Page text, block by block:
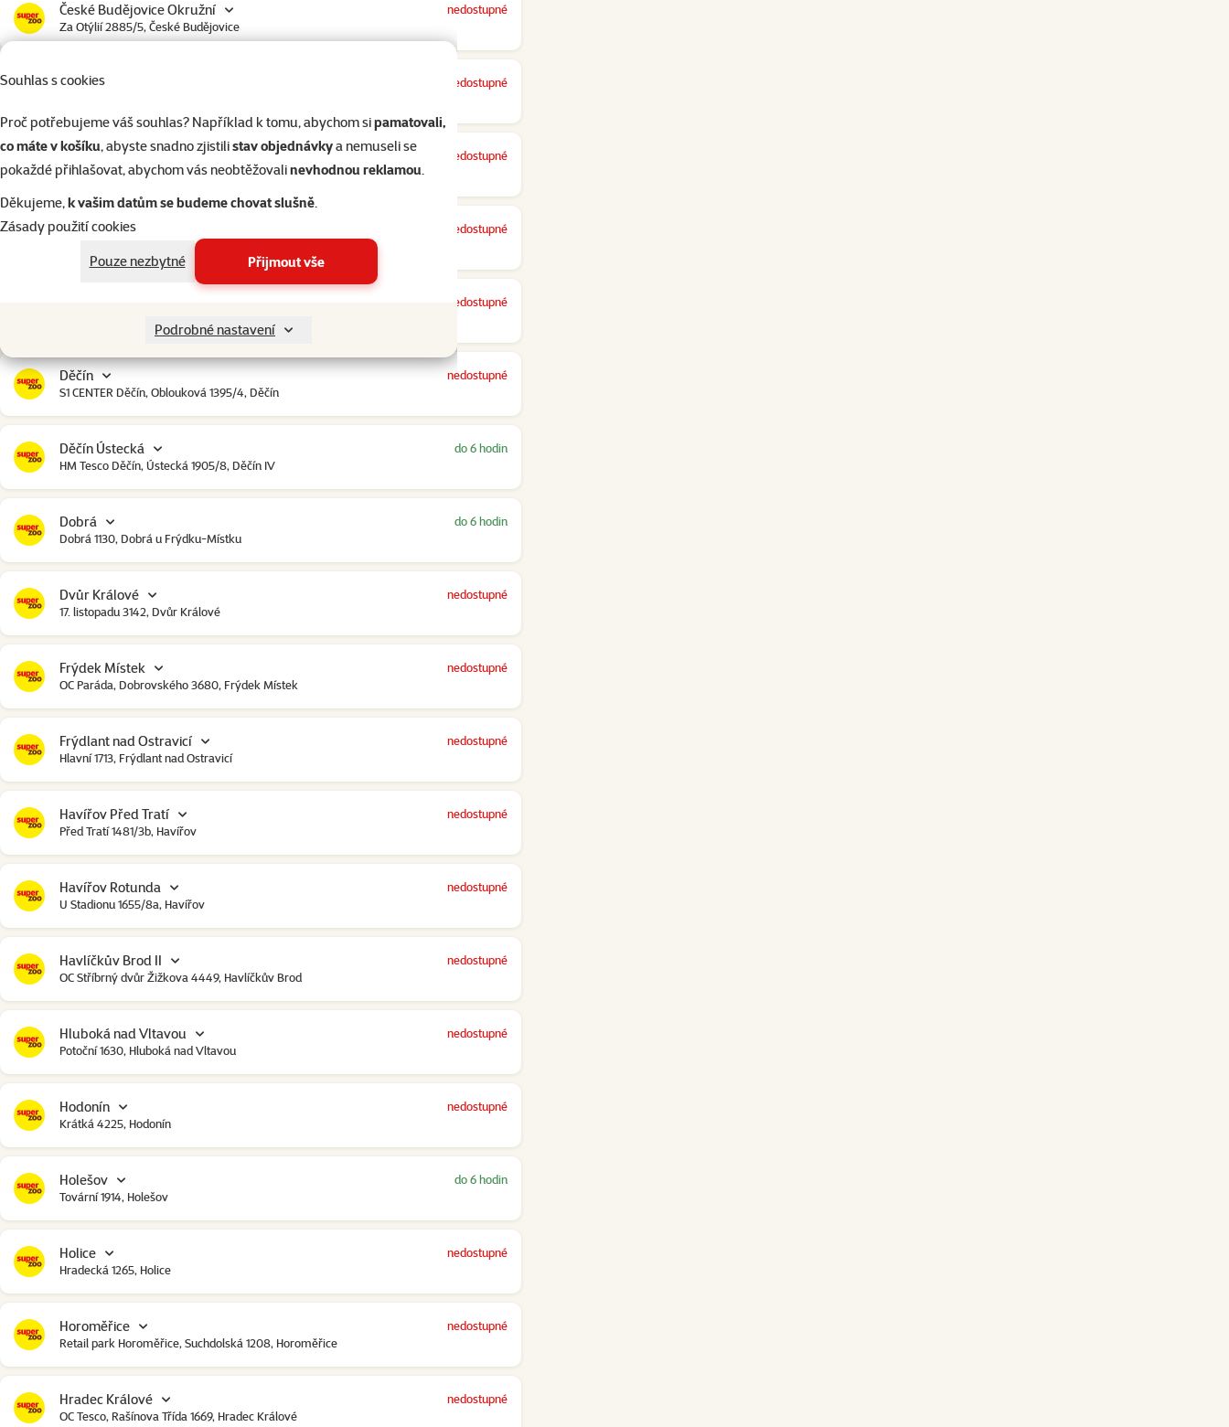
Souhlas s cookies
Proč potřebujeme váš souhlas? Například k tomu, abychom sipamatovali,
co máte v košíku, abyste snadno zjistilistav objednávkya nemuseli se
pokaždé přihlašovat, abychom vás neobtěžovalinevhodnou reklamou.
Děkujeme,k vašim datům se budeme chovat slušně.
Zásady použití cookies
Pouze nezbytné
Přijmout vše
Podrobné nastavení
České Budějovice Okružní
Za Otýlií 2885/5, České Budějovice
nedostupné
České Budějovice Strakonická nedostupné
Český Krumlov
Urbinská 238, Český Krumlov
nedostupné
Čestlice
Čestlice komerční zóna, U Makra 123, Čestlice
nedostupné
nedostupné
Děčín
S1 CENTER Děčín, Oblouková 1395/4, Děčín
nedostupné
Děčín Ústecká
HM Tesco Děčín, Ústecká 1905/8, Děčín IV
do 6 hodin
Dobrá
Dobrá 1130, Dobrá u Frýdku-Místku
do 6 hodin
Dvůr Králové
17. listopadu 3142, Dvůr Králové
nedostupné
Frýdek Místek
OC Paráda, Dobrovského 3680, Frýdek Místek
nedostupné
Frýdlant nad Ostravicí
Hlavní 1713, Frýdlant nad Ostravicí
nedostupné
Havířov Před Tratí
Před Tratí 1481/3b, Havířov
nedostupné
Havířov Rotunda
U Stadionu 1655/8a, Havířov
nedostupné
Havlíčkův Brod II
OC Stříbrný dvůr Žižkova 4449, Havlíčkův Brod
nedostupné
Hluboká nad Vltavou
Potoční 1630, Hluboká nad Vltavou
nedostupné
Hodonín
Krátká 4225, Hodonín
nedostupné
Holešov
Tovární 1914, Holešov
do 6 hodin
Holice
Hradecká 1265, Holice
nedostupné
Horoměřice
Retail park Horoměřice, Suchdolská 1208, Horoměřice
nedostupné
Hradec Králové
OC Tesco, Rašínova Třída 1669, Hradec Králové
nedostupné